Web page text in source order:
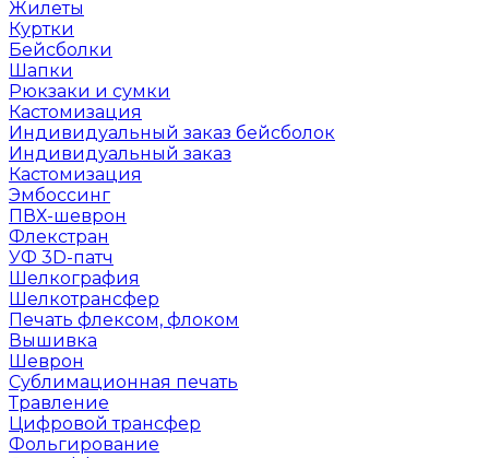
Жилеты
Куртки
Бейсболки
Шапки
Рюкзаки и сумки
Кастомизация
Индивидуальный заказ бейсболок
Индивидуальный заказ
Кастомизация
Эмбоссинг
ПВХ-шеврон
Флекстран
УФ 3D-патч
Шелкография
Шелкотрансфер
Печать флексом, флоком
Вышивка
Шеврон
Сублимационная печать
Травление
Цифровой трансфер
Фольгирование